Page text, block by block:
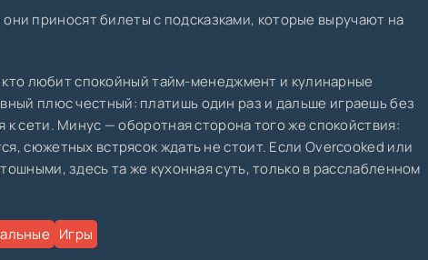
приносят билеты с подсказками, которые выручают на
любит спокойный тайм-менеджмент и кулинарные
плюс честный: платишь один раз и дальше играешь без
сети. Минус — оборотная сторона того же спокойствия:
сюжетных встрясок ждать не стоит. Если Overcooked или
здесь та же кухонная суть, только в расслабленном
Игры